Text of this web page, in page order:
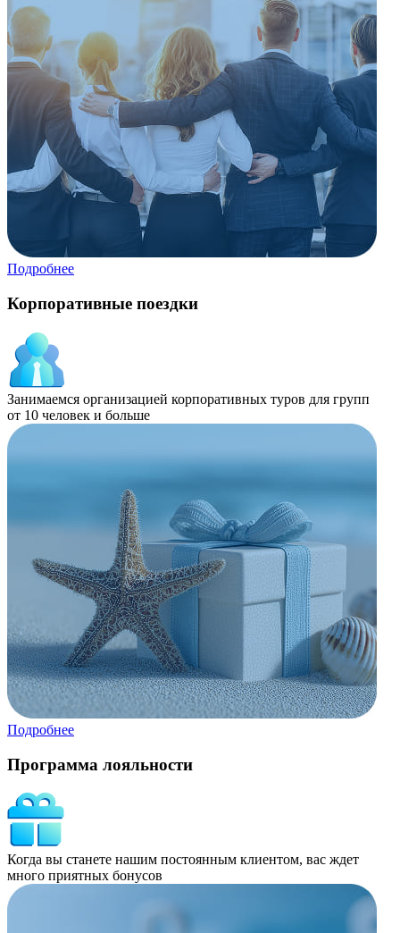
Подробнее
Корпоративные поездки
Занимаемся организацией корпоративных туров для групп
от 10 человек и больше
Подробнее
Программа лояльности
Когда вы станете нашим постоянным клиентом, вас ждет
много приятных бонусов